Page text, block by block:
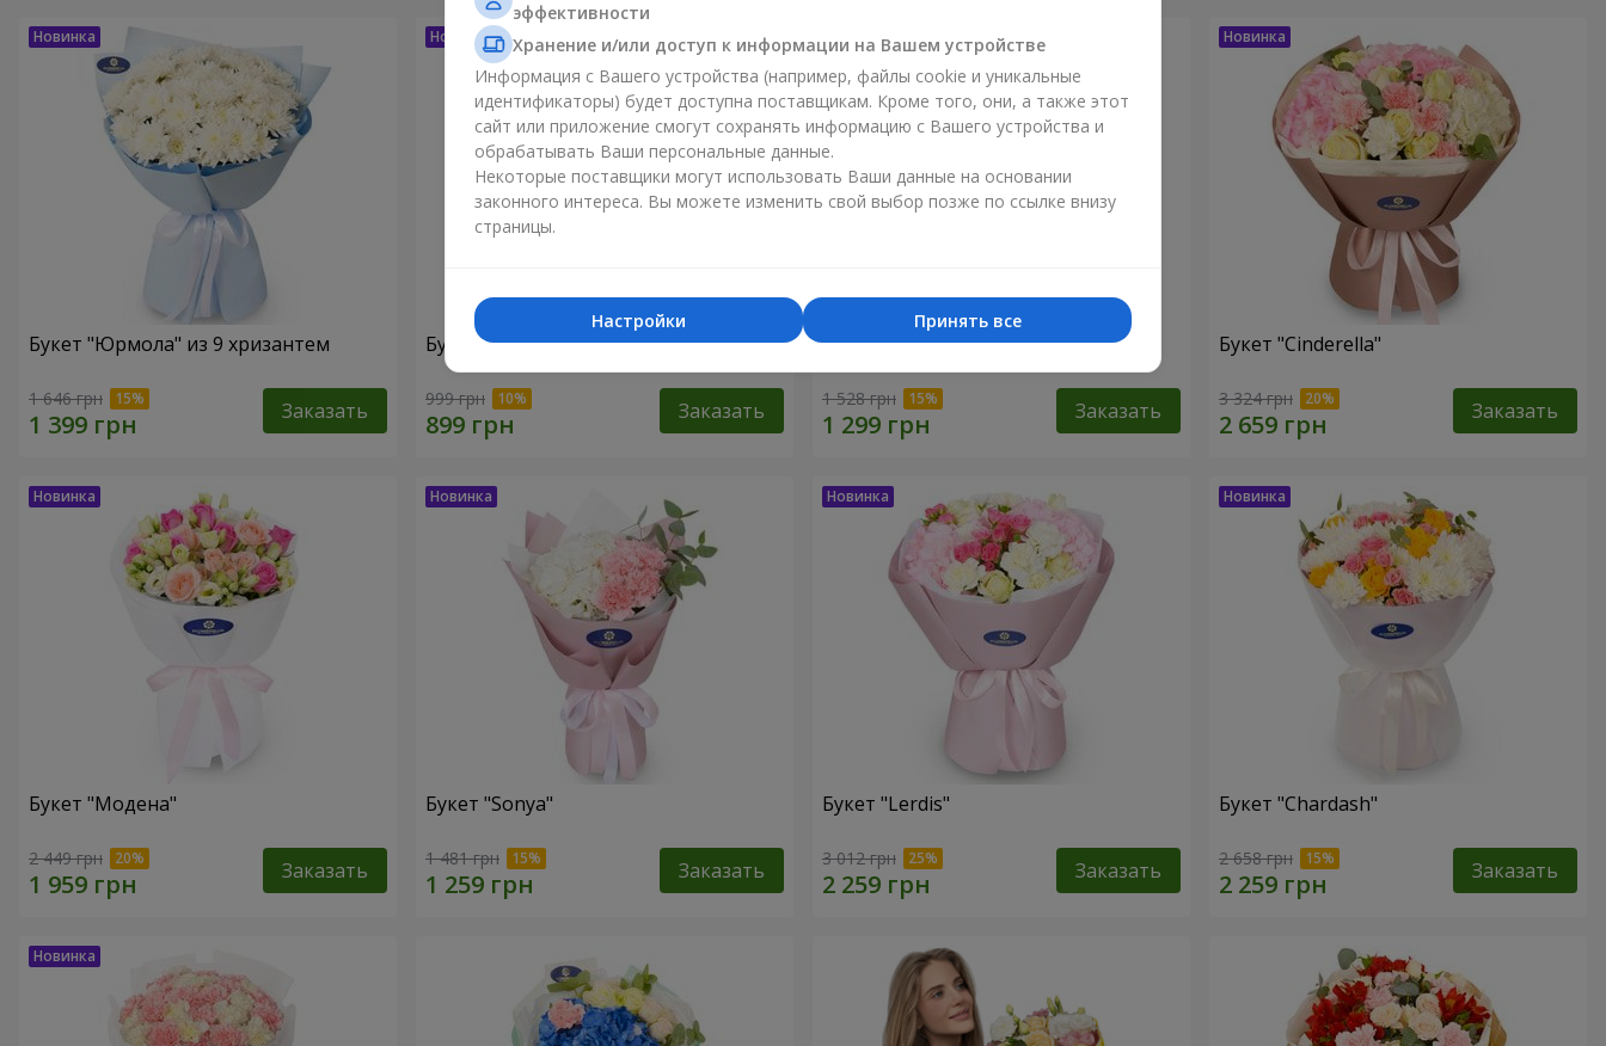
Букет "Юрмола" из 9 хризантем
1 646 грн Заказать
Букет "Белая гортензия"
999 грн Заказать
Букет "Sentiment"
1 528 грн Заказать
Букет "Cinderella"
3 324 грн Заказать
Букет "Модена"
2 449 грн Заказать
Букет "Sonya"
1 481 грн Заказать
Букет "Lerdis"
3 012 грн Заказать
Букет "Chardash"
2 658 грн Заказать
эффективности
Хранение и/или доступ к информации на Вашем устройстве
Информация с Вашего устройства (например, файлы cookie и уникальные
идентификаторы) будет доступна поставщикам. Кроме того, они, а также этот
сайт или приложение смогут сохранять информацию с Вашего устройства и
обрабатывать Ваши персональные данные.
Некоторые поставщики могут использовать Ваши данные на основании
законного интереса. Вы можете изменить свой выбор позже по ссылке внизу
страницы.
Принять все
Настройки